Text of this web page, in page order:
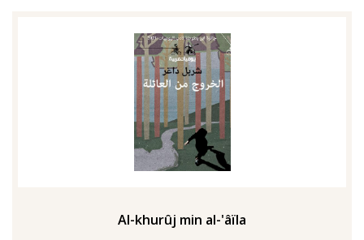
Al-khurûj min al-'âïla